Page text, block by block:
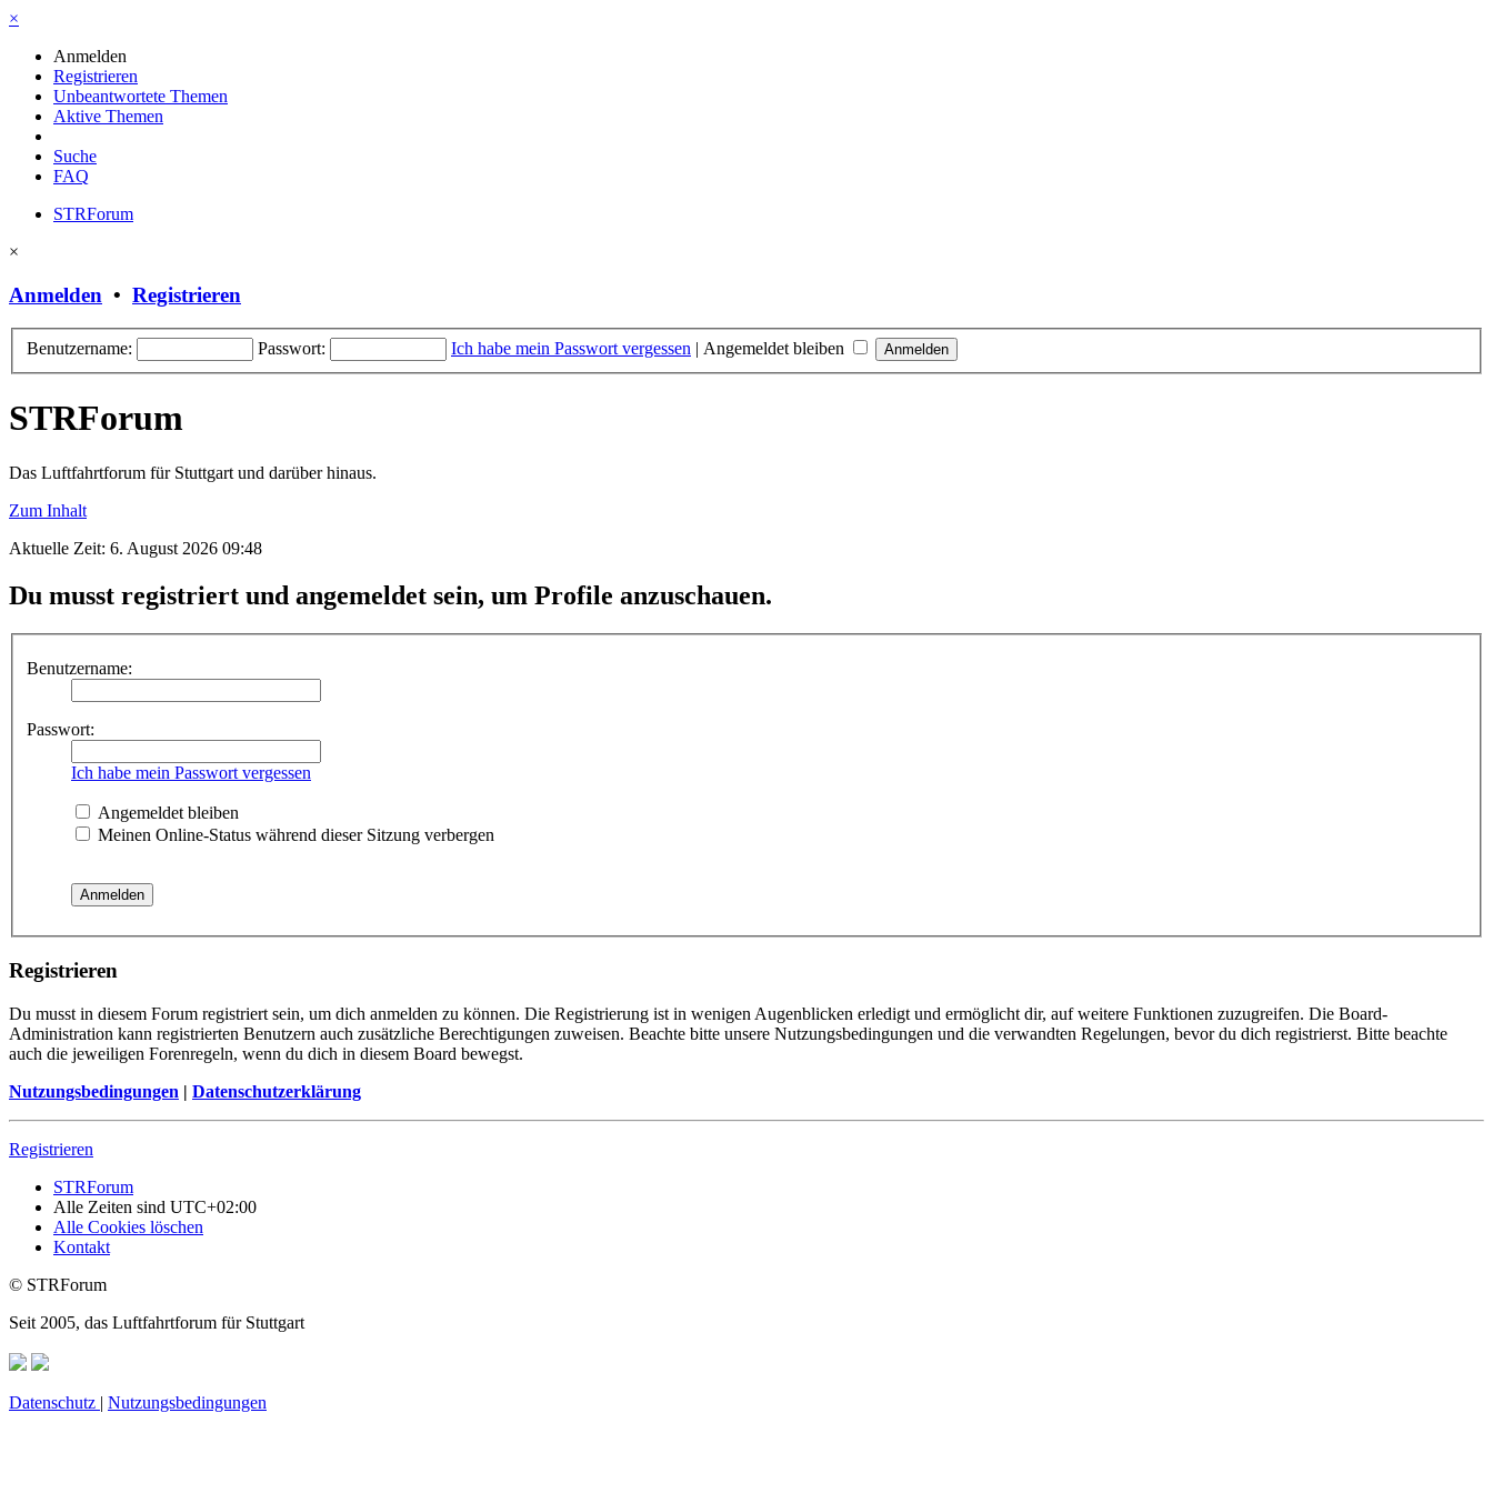
×
Anmelden
Registrieren
Unbeantwortete Themen
Aktive Themen
Suche
FAQ
STRForum
×
Anmelden • Registrieren
Benutzername: Passwort: Ich habe mein Passwort vergessen | Angemeldet bleiben
STRForum
Das Luftfahrtforum für Stuttgart und darüber hinaus.
Zum Inhalt
Aktuelle Zeit: 6. August 2026 09:48
Du musst registriert und angemeldet sein, um Profile anzuschauen.
Benutzername:
Passwort:
Ich habe mein Passwort vergessen
Angemeldet bleiben
Meinen Online-Status während dieser Sitzung verbergen
Registrieren
Du musst in diesem Forum registriert sein, um dich anmelden zu können. Die Registrierung ist in wenigen Augenblicken erledigt und ermöglicht dir, auf weitere Funktionen zuzugreifen. Die Board-
Administration kann registrierten Benutzern auch zusätzliche Berechtigungen zuweisen. Beachte bitte unsere Nutzungsbedingungen und die verwandten Regelungen, bevor du dich registrierst. Bitte beachte
auch die jeweiligen Forenregeln, wenn du dich in diesem Board bewegst.
Nutzungsbedingungen | Datenschutzerklärung
Registrieren
STRForum
Alle Zeiten sind UTC+02:00
Alle Cookies löschen
Kontakt
© STRForum
Seit 2005, das Luftfahrtforum für Stuttgart
Datenschutz | Nutzungsbedingungen